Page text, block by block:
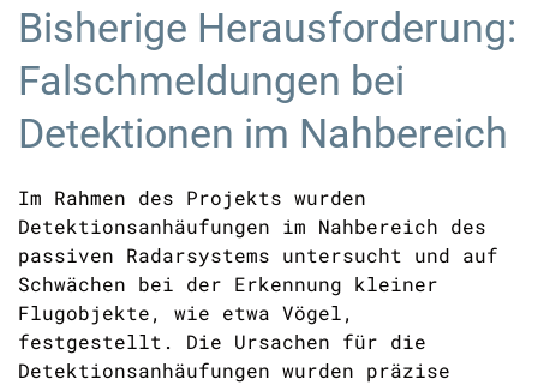
Bisherige Herausforderung:
Falschmeldungen bei
Detektionen im Nahbereich
Im Rahmen des Projekts wurden
Detektionsanhäufungen im Nahbereich des
passiven Radarsystems untersucht und auf
Schwächen bei der Erkennung kleiner
Flugobjekte, wie etwa Vögel,
festgestellt. Die Ursachen für die
Detektionsanhäufungen wurden präzise